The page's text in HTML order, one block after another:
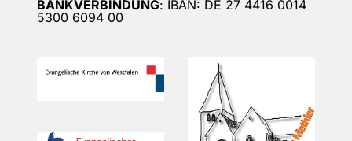
BANKVERBINDUNG: IBAN: DE 27 4416 0014
5300 6094 00